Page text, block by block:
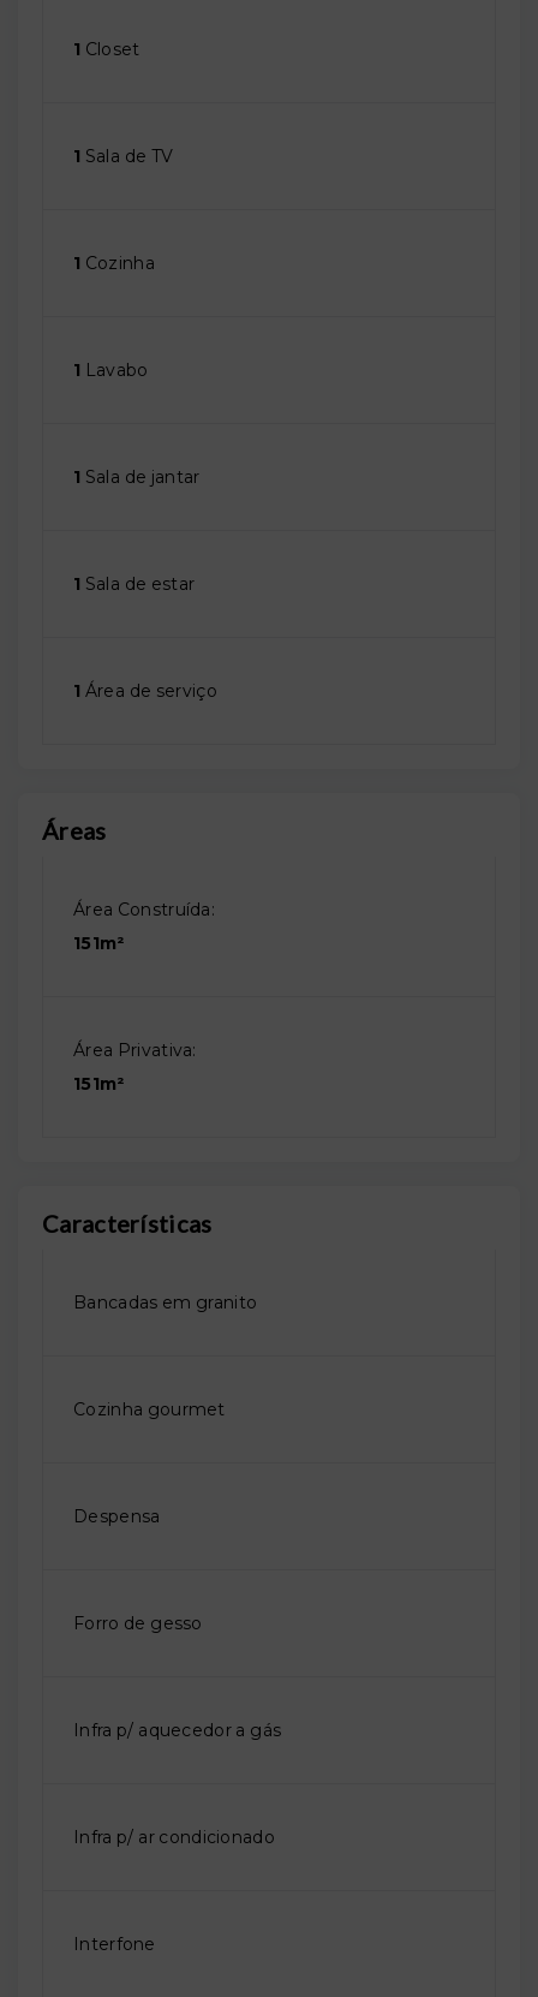
1 Closet
1 Sala de TV
1 Cozinha
1 Lavabo
1 Sala de jantar
1 Sala de estar
1 Área de serviço
Áreas
Área Construída:
151m²
Área Privativa:
151m²
Características
Bancadas em granito
Cozinha gourmet
Despensa
Forro de gesso
Infra p/ aquecedor a gás
Infra p/ ar condicionado
Interfone